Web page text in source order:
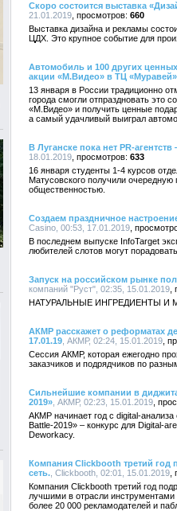
Скоро состоится выставка
21.01.2019
660
Выставка дизайна и рекламы
ЦДХ. Это крупное событие для
Автомобиль и 100 других
акции «М.Видео» в ТЦ «Муравей»
13 января в России традиционно
города смогли отпраздновать это
«М.Видео» и получить ценные
а самый удачливый выиграл
В Луганске пока нет PR-
18.01.2019
633
16 января студенты 1-4 курсов
Матусовского получили очередную
общественностью.
Создаем праздничное
Casino, 00:53, 17.01.2019
В последнем выпуске InfoTarget
любителей слотов могут
Запуск на российском рынке
компаний "Руст", 02:35, 15.01.2019
НАТУРАЛЬНЫЕ ИНГРЕДИЕНТЫ И
АКМР расскажет о реформатах
17.01.19 , АКМР, 02:24, 15.01.2019
Сессия АКМР, которая ежегодно
заказчиков и подрядчиков по
Сильнейшие компании в
2019» , АКМР, 02:23, 15.01.2019
АКМР начинает год с digital-анализа
Battle-2019» – конкурс для Digital-
Deworkacy.
Компания Clickbooth третий год
сеть. , Clickbooth, 02:01, 15.01.2019
Компания Clickbooth третий год
лучшими в отрасли
более 20 000 рекламодателей и